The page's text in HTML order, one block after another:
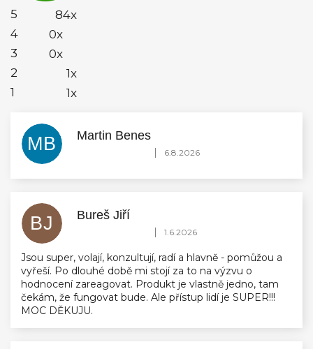
5
84x
4
0x
3
0x
2
1x
1
1x
MB Martin Benes
Hodnocení obchodu je 5 z 5 hvězdiček.
| 6.8.2026
BJ Bureš Jiří
Hodnocení obchodu je 5 z 5 hvězdiček.
| 1.6.2026
Jsou super, volají, konzultují, radí a hlavně - pomůžou a
vyřeší. Po dlouhé době mi stojí za to na výzvu o
hodnocení zareagovat. Produkt je vlastně jedno, tam
čekám, že fungovat bude. Ale přístup lidí je SUPER!!!
MOC DĚKUJU.